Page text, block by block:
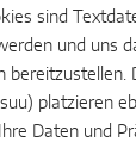
sind
und uns
bereitzustellen.
platzieren
Daten und